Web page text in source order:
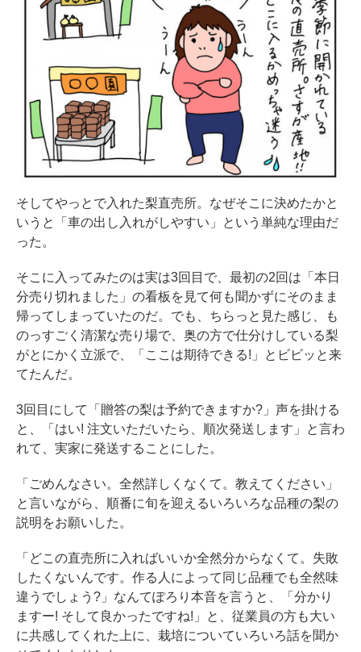
そしてやっとで入れた梨直売所。なぜそこに決めたかと
いうと「車の出し入れがしやすい」という単純な理由だ
った。
そこに入ってみたのは実は3回目で、最初の2回は「本日
分売り切れました」の看板を見て何も聞かずにそのまま
帰ってしまっていたのだ。でも、ちらっと見た感じ、も
のっすごく清潔な売り場で、奥の方で仕分けしている梨
がとにかく立派で、「ここは期待できる!」とビビッと来
てたんだ。
3回目にして「贈答の梨は予約できますか?」声を掛ける
と、「はい! 注文いただいたら、順次発送します」と言わ
れて、実家に発送することにした。
「ごめんなさい。全然詳しくなくて。教えてください」
と言いながら、順番に旬を迎えるいろいろな品種の梨の
説明をお願いした。
「どこの直売所に入ればいいか全然分からなくて。失敗
したくないんです。作る人によって同じ品種でも全然味
違うでしょう?」なんてぽろり本音を言うと、「分かり
ますー! そして良かったですね!」と、従業員の方も大い
に共感してくれた上に、栽培についていろいろ話を聞か